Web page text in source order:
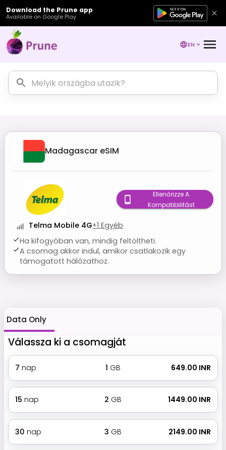
Download the Prune app
Available on Google Play
EN
Madagascar eSIM
Telma Mobile 4G+1 Egyéb
Ha kifogyóban van, mindig feltöltheti.
A csomag akkor indul, amikor csatlakozik egy
támogatott hálózathoz.
Ellenőrizze A
Kompatibilitást
Data Only
Válassza ki a csomagját
7 nap 1 GB ₹ 649.00 INR
15 nap 2 GB ₹ 1449.00 INR
30 nap 3 GB ₹ 2149.00 INR